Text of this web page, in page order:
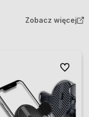
Zobacz więcej
Do